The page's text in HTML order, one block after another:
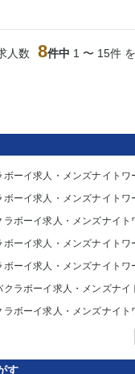
人数 8件中 1 〜 15件
ーイ求人・メンズナイトワ
ーイ求人・メンズナイトワ
ボーイ求人・メンズナイト
ーイ求人・メンズナイトワ
ーイ求人・メンズナイトワ
ラボーイ求人・メンズナイ
ボーイ求人・メンズナイト
す